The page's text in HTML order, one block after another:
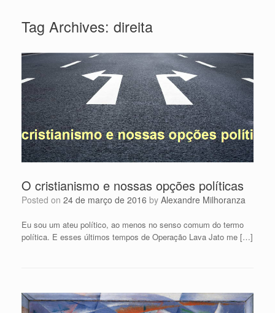
Tag Archives: direita
O cristianismo e nossas opções políticas
Posted on 24 de março de 2016 by Alexandre Milhoranza
Eu sou um ateu político, ao menos no senso comum do termo
política. E esses últimos tempos de Operação Lava Jato me […]